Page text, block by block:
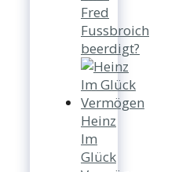
Fred
Fussbroich
beerdigt?
Heinz
Im
Glück